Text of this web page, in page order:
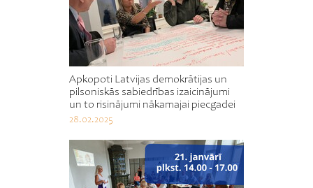
Apkopoti Latvijas demokrātijas un
pilsoniskās sabiedrības izaicinājumi
un to risinājumi nākamajai piecgadei
28.02.2025